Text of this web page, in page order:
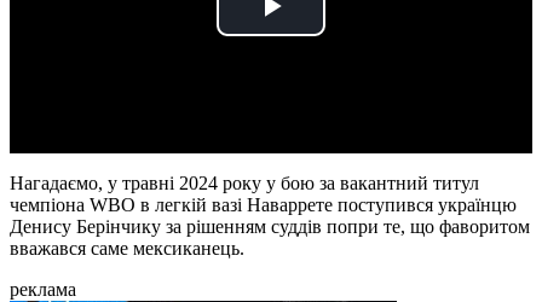
Play
Нагадаємо, у травні 2024 року у бою за вакантний титул
чемпіона WBO в легкій вазі Наваррете поступився українцю
Денису Берінчику за рішенням суддів попри те, що фаворитом
вважався саме мексиканець.
реклама